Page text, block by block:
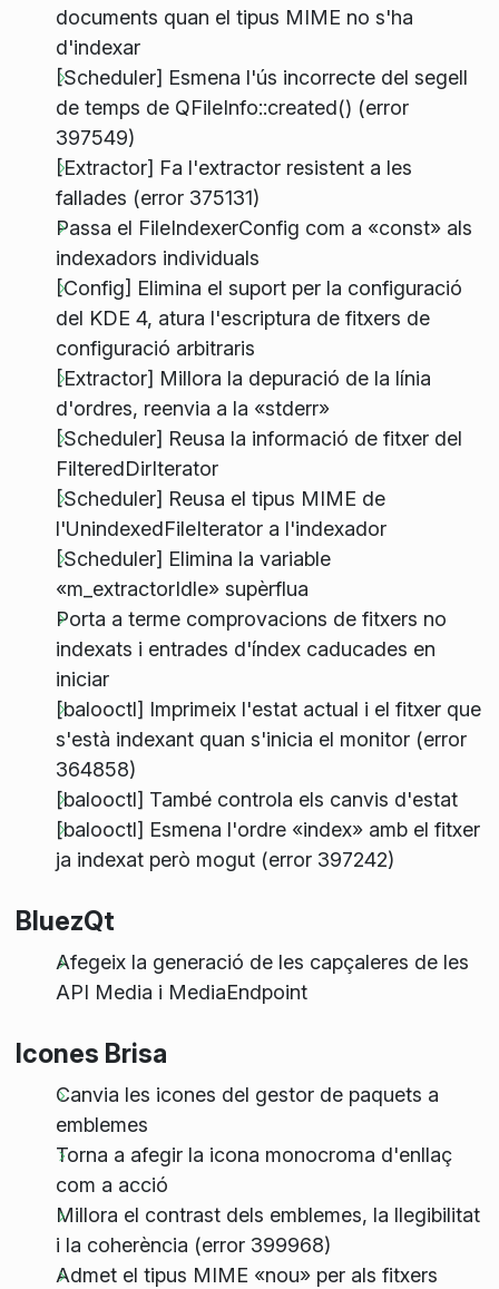
documents quan el tipus MIME no s'ha
d'indexar
[Scheduler] Esmena l'ús incorrecte del segell
de temps de QFileInfo::created() (error
397549)
[Extractor] Fa l'extractor resistent a les
fallades (error 375131)
Passa el FileIndexerConfig com a «const» als
indexadors individuals
[Config] Elimina el suport per la configuració
del KDE 4, atura l'escriptura de fitxers de
configuració arbitraris
[Extractor] Millora la depuració de la línia
d'ordres, reenvia a la «stderr»
[Scheduler] Reusa la informació de fitxer del
FilteredDirIterator
[Scheduler] Reusa el tipus MIME de
l'UnindexedFileIterator a l'indexador
[Scheduler] Elimina la variable
«m_extractorIdle» supèrflua
Porta a terme comprovacions de fitxers no
indexats i entrades d'índex caducades en
iniciar
[balooctl] Imprimeix l'estat actual i el fitxer que
s'està indexant quan s'inicia el monitor (error
364858)
[balooctl] També controla els canvis d'estat
[balooctl] Esmena l'ordre «index» amb el fitxer
ja indexat però mogut (error 397242)
BluezQt
Afegeix la generació de les capçaleres de les
API Media i MediaEndpoint
Icones Brisa
Canvia les icones del gestor de paquets a
emblemes
Torna a afegir la icona monocroma d'enllaç
com a acció
Millora el contrast dels emblemes, la llegibilitat
i la coherència (error 399968)
Admet el tipus MIME «nou» per als fitxers